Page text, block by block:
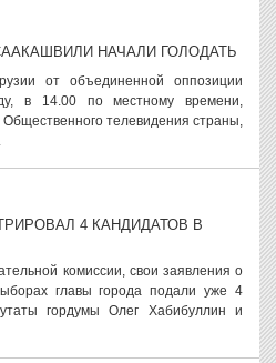
НАЧАЛИ ГОЛОДАТЬ
от объединенной оппозиции
в 14.00 по местному времени,
Общественного телевидения страны,
4 КАНДИДАТОВ В
комиссии, свои заявления о
главы города подали уже 4
гордумы Олег Хабибуллин и